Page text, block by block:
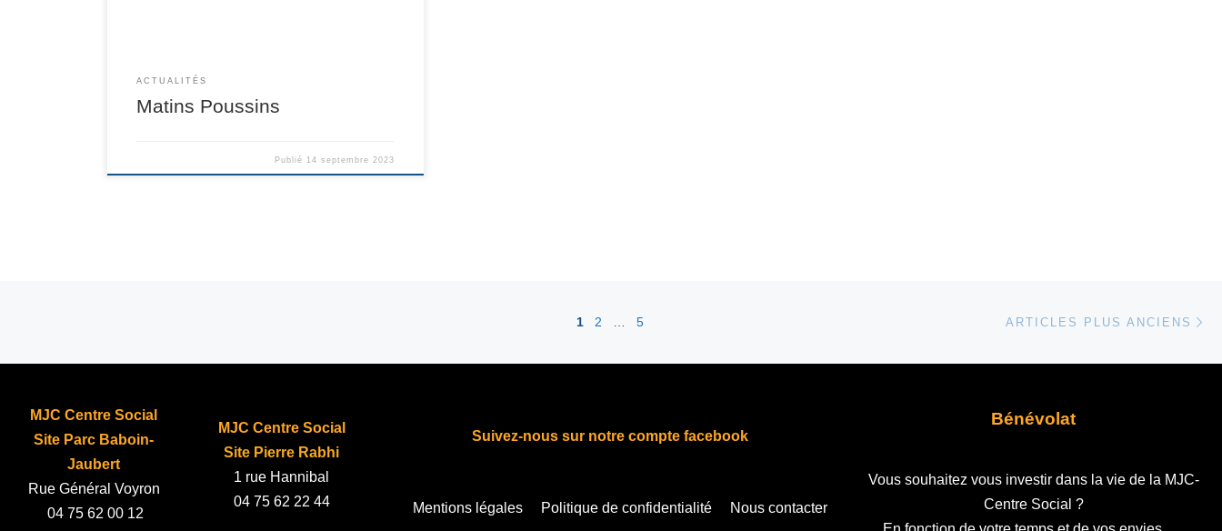
ACTUALITÉS
Matins Poussins
Publié 14 septembre 2023
1 2 5 ARTICLES PLUS ANCIENS
MJC Centre Social
Site Parc Baboin-
Jaubert
Rue Général Voyron
04 75 62 00 12
MJC Centre Social
Site Pierre Rabhi
1 rue Hannibal
04 75 62 22 44
Suivez-nous sur notre compte facebook
Mentions légales
Politique de confidentialité Nous contacter
Bénévolat
Vous souhaitez vous investir dans la vie de la MJC-
Centre Social ?